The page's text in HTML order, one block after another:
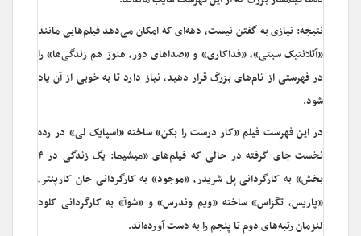
نتیجه: نیازی به گفتن نیست، دهه‌ای که امکان می‌دهد فیلم‌هایی مانند
«آتلانتیک سیتی»، «فداکاری» و «صداهای دور، هنوز هم زندگی‌ها» را
در فهرستی از نام‌های بزرگ قرار دهید، نیاز دارد تا به خوبی از آن یاد
شود.
در این فهرست فیلم «کار درست را بکن» ساخته «اسپایک لی» در رده
نخست جای گرفته در حالی که فیلم‌های «میشیما: یگ زندگی در ۴
بخش» به کارگردانی پل شریدر، «موجود» به کارگردانی جان کارپنتر،
«پاریس، تگزاس» ساخته «ویم وندرس» و «شوآ» به کارگردانی کلود
لنزمان رتبه‌های دوم تا پنجم را به دست آورده‌اند.